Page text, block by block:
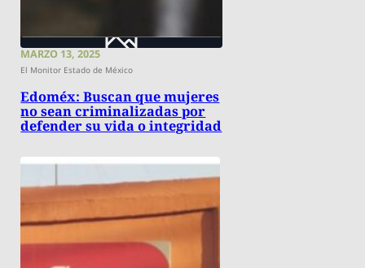
MARZO 13, 2025
El Monitor Estado de México
Edoméx: Buscan que mujeres
no sean criminalizadas por
defender su vida o integridad